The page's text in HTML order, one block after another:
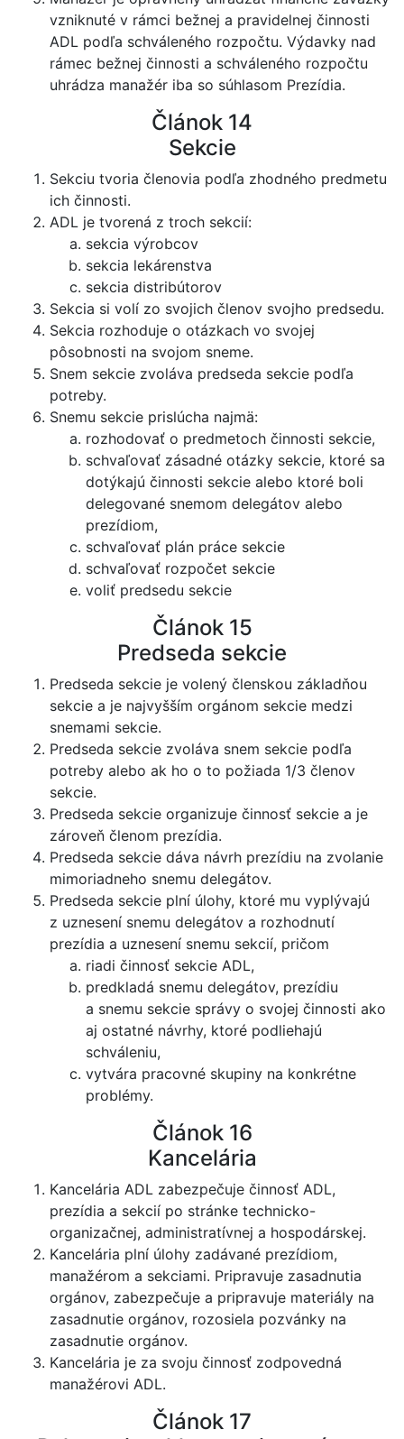
vzniknuté v rámci bežnej a pravidelnej činnosti
ADL podľa schváleného rozpočtu. Výdavky nad
rámec bežnej činnosti a schváleného rozpočtu
uhrádza manažér iba so súhlasom Prezídia.
Článok 14
Sekcie
Sekciu tvoria členovia podľa zhodného predmetu
ich činnosti.
ADL je tvorená z troch sekcií:
sekcia výrobcov
sekcia lekárenstva
sekcia distribútorov
Sekcia si volí zo svojich členov svojho predsedu.
Sekcia rozhoduje o otázkach vo svojej
pôsobnosti na svojom sneme.
Snem sekcie zvoláva predseda sekcie podľa
potreby.
Snemu sekcie prislúcha najmä:
rozhodovať o predmetoch činnosti sekcie,
schvaľovať zásadné otázky sekcie, ktoré sa
dotýkajú činnosti sekcie alebo ktoré boli
delegované snemom delegátov alebo
prezídiom,
schvaľovať plán práce sekcie
schvaľovať rozpočet sekcie
voliť predsedu sekcie
Článok 15
Predseda sekcie
Predseda sekcie je volený členskou základňou
sekcie a je najvyšším orgánom sekcie medzi
snemami sekcie.
Predseda sekcie zvoláva snem sekcie podľa
potreby alebo ak ho o to požiada 1/3 členov
sekcie.
Predseda sekcie organizuje činnosť sekcie a je
zároveň členom prezídia.
Predseda sekcie dáva návrh prezídiu na zvolanie
mimoriadneho snemu delegátov.
Predseda sekcie plní úlohy, ktoré mu vyplývajú
z uznesení snemu delegátov a rozhodnutí
prezídia a uznesení snemu sekcií, pričom
riadi činnosť sekcie ADL,
predkladá snemu delegátov, prezídiu
a snemu sekcie správy o svojej činnosti ako
aj ostatné návrhy, ktoré podliehajú
schváleniu,
vytvára pracovné skupiny na konkrétne
problémy.
Článok 16
Kancelária
Kancelária ADL zabezpečuje činnosť ADL,
prezídia a sekcií po stránke technicko-
organizačnej, administratívnej a hospodárskej.
Kancelária plní úlohy zadávané prezídiom,
manažérom a sekciami. Pripravuje zasadnutia
orgánov, zabezpečuje a pripravuje materiály na
zasadnutie orgánov, rozosiela pozvánky na
zasadnutie orgánov.
Kancelária je za svoju činnosť zodpovedná
manažérovi ADL.
Článok 17